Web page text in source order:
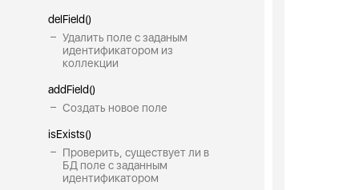
delField()
Удалить поле с заданым
идентификатором из
коллекции
addField()
Создать новое поле
isExists()
Проверить, существует ли в
БД поле с заданным
идентификатором